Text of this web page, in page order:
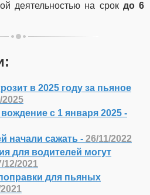
деятельностью на срок до 6
в 2025 году за пьяное
2025
с 1 января 2025 -
начали сажать - 26/11/2022
для водителей могут
12/2021
для пьяных